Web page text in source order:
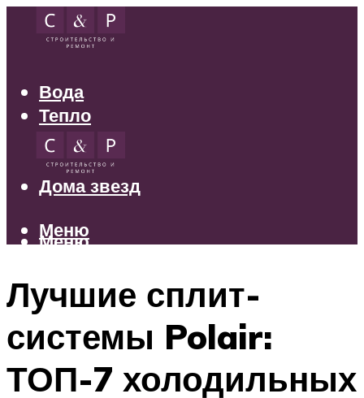
Вода
Тепло
Электрика
Свет
Дома звезд
Меню
Меню
Лучшие сплит-
системы Polair:
ТОП-7 холодильных